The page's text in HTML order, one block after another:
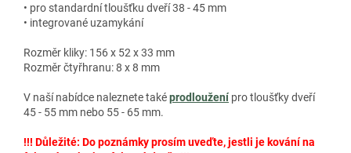
• pro standardní tloušťku dveří 38 - 45 mm
• integrované uzamykání
Rozměr kliky: 156 x 52 x 33 mm
Rozměr čtyřhranu: 8 x 8 mm
V naší nabídce naleznete taképrodloužení pro tloušťky dveří
45 - 55 mm nebo 55 - 65 mm.
!!! Důležité: Do poznámky prosím uveďte, jestli je kování na